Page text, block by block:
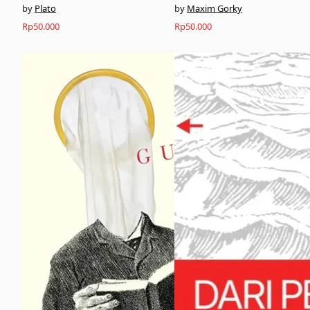
Plato
Rp50.000
Maxim Gorky
Rp50.000